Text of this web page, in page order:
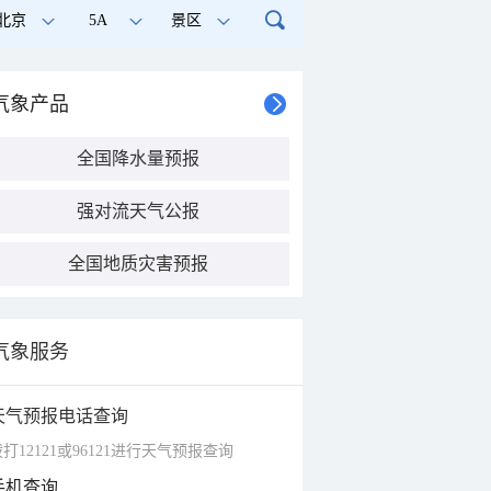
京 5A 景区
象产品
全国降水量预报
强对流天气公报
全国地质灾害预报
象服务
气预报电话查询
打12121或96121进行天气预报查询
机查询